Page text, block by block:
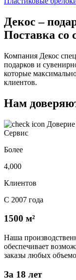
Декос –
Поставка со
Компания Декос
подарков и
которые
клиентов.
Нам
Доверие
Сервис
Более
4,000
Клиентов
С 2007 года
1500 м²
Наша
обеспечивает
заказы любых
За 18 лет